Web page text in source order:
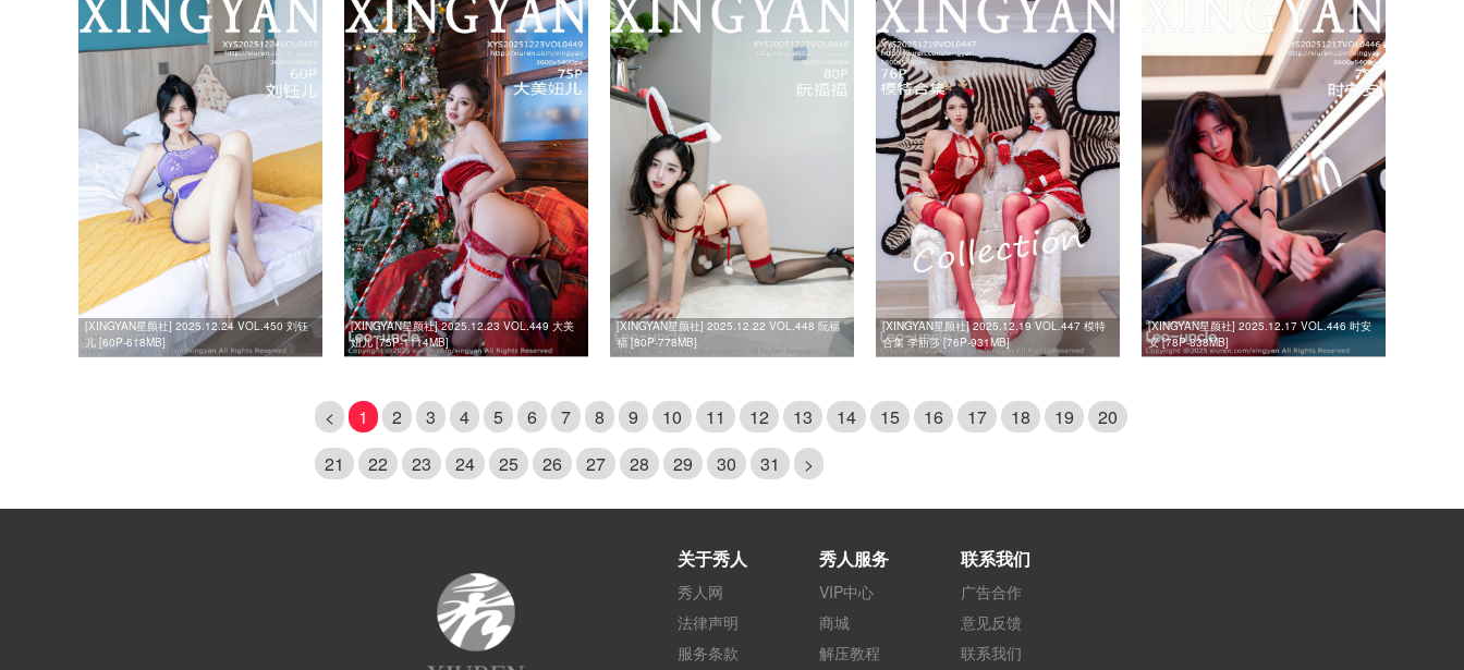
[XINGYAN星颜社] 2025.12.24 VOL.450 刘钰
儿 [60P-618MB]
[XINGYAN星颜社] 2025.12.23 VOL.449 大美
妞儿 [75P-1114MB]
[XINGYAN星颜社] 2025.12.22 VOL.448 阮福
福 [80P-778MB]
[XINGYAN星颜社] 2025.12.19 VOL.447 模特
合集 李丽莎 [76P-931MB]
[XINGYAN星颜社] 2025.12.17 VOL.446 时安
安 [78P-838MB]
< 1 2 3 4 5 6 7 8 9 10 11 12 13 14 15 16 17 18 19
20
21
22 23 24 25 26 27 28 29 30 31 >
关于秀人
秀人网
法律声明
服务条款
秀人服务
VIP中心
商城
解压教程
联系我们
广告合作
意见反馈
联系我们